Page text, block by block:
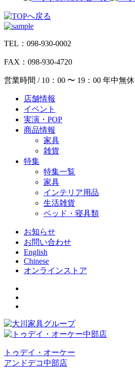
TEL：098-930-0002
FAX：098-930-4720
営業時間 / 10：00 〜 19：00 年中無休
店舗情報
イベント
実演・POP
商品情報
家具
雑貨
特集
特集一覧
家具
インテリア用品
生活雑貨
ベッド・寝具類
お知らせ
お問い合わせ
English
Chinese
オンラインストア
トゥデイ・オーケー
アンドデコ中部店